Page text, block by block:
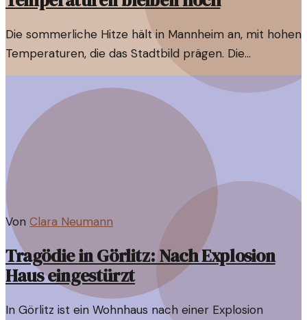
Die sommerliche Hitze hält in Mannheim an, mit hohen
Temperaturen, die das Stadtbild prägen. Die
Bevölkerung versucht, sich mit verschiedenen
Strategien abzukühlen.
Von Clara Neumann
Tragödie in Görlitz: Nach Explosion
Haus eingestürzt
In Görlitz ist ein Wohnhaus nach einer Explosion